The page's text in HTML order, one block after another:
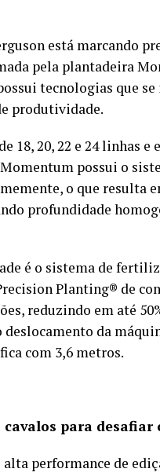
está marcando
pela plantadeira
tecnologias que
produtividade.
18, 20, 22 e 24 linhas
possui o
o que resulta
profundidade
é o sistema de
Planting® de
reduzindo em até
da
com 3,6 metros.
para desafiar
alta performance de